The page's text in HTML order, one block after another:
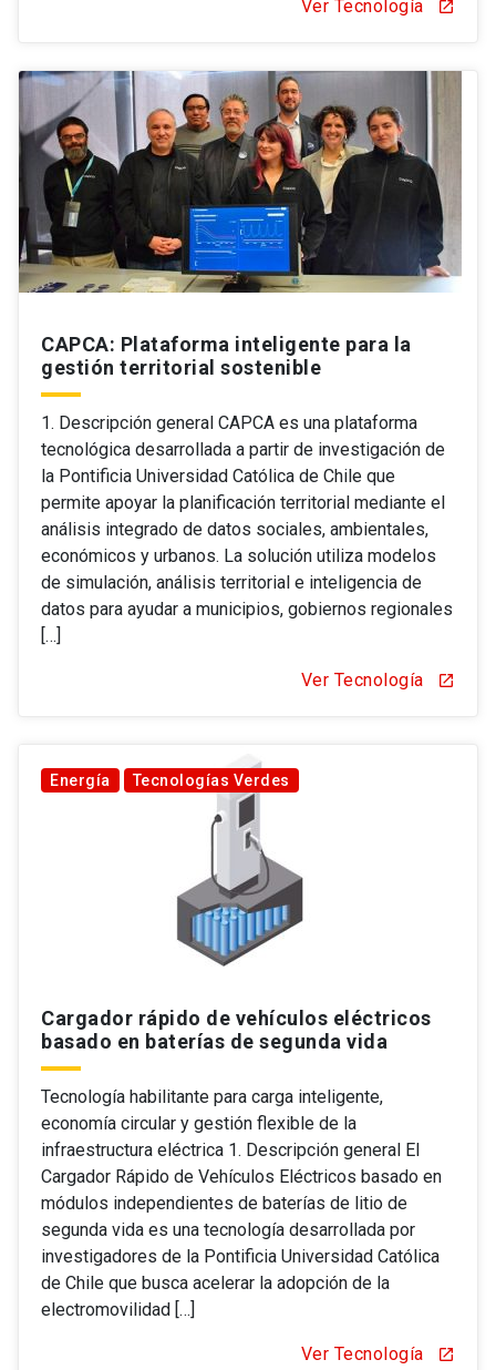
Ver Tecnología open_in_new
CAPCA: Plataforma inteligente para la
gestión territorial sostenible
1. Descripción general CAPCA es una plataforma
tecnológica desarrollada a partir de investigación de
la Pontificia Universidad Católica de Chile que
permite apoyar la planificación territorial mediante el
análisis integrado de datos sociales, ambientales,
económicos y urbanos. La solución utiliza modelos
de simulación, análisis territorial e inteligencia de
datos para ayudar a municipios, gobiernos regionales
[…]
Ver Tecnología open_in_new
Energía Tecnologías Verdes
Cargador rápido de vehículos eléctricos
basado en baterías de segunda vida
Tecnología habilitante para carga inteligente,
economía circular y gestión flexible de la
infraestructura eléctrica 1. Descripción general El
Cargador Rápido de Vehículos Eléctricos basado en
módulos independientes de baterías de litio de
segunda vida es una tecnología desarrollada por
investigadores de la Pontificia Universidad Católica
de Chile que busca acelerar la adopción de la
electromovilidad […]
Ver Tecnología open_in_new